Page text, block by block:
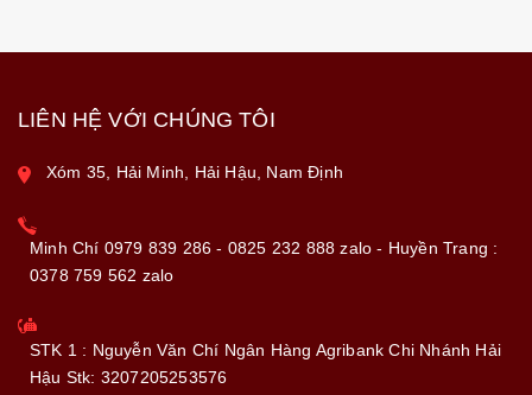
LIÊN HỆ VỚI CHÚNG TÔI
Xóm 35, Hải Minh, Hải Hậu, Nam Định
Minh Chí 0979 839 286 - 0825 232 888 zalo - Huyền Trang :
0378 759 562 zalo
STK 1 : Nguyễn Văn Chí Ngân Hàng Agribank Chi Nhánh Hải
Hậu Stk: 3207205253576